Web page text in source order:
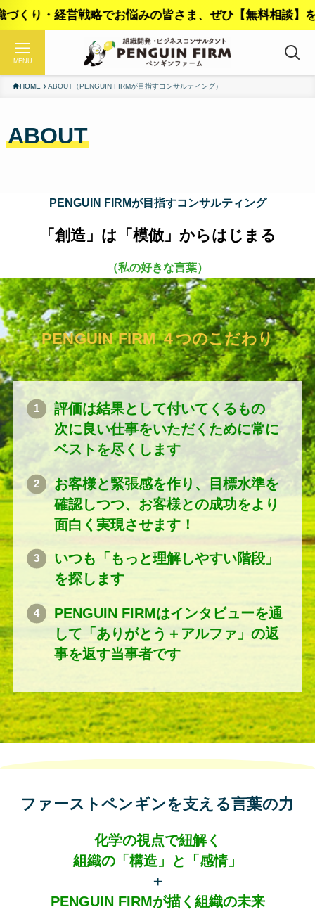
営戦略でお悩みの皆さま、ぜひ【無料相談】をご活用
MENU
HOME ABOUT（PENGUIN FIRMが目指すコンサルティング）
ABOUT
PENGUIN FIRMが目指すコンサルティング
「創造」は「模倣」からはじまる
（私の好きな言葉）
PENGUIN FIRM ４つのこだわり
評価は結果として付いてくるもの
次に良い仕事をいただくために常に
ベストを尽くします
お客様と緊張感を作り、目標水準を
確認しつつ、お客様との成功をより
面白く実現させます！
いつも「もっと理解しやすい階段」
を探します
PENGUIN FIRMはインタビューを通
して「ありがとう＋アルファ」の返
事を返す当事者です
ファーストペンギンを支える言葉の力
化学の視点で紐解く
組織の「構造」と「感情」
＋
PENGUIN FIRMが描く組織の未来